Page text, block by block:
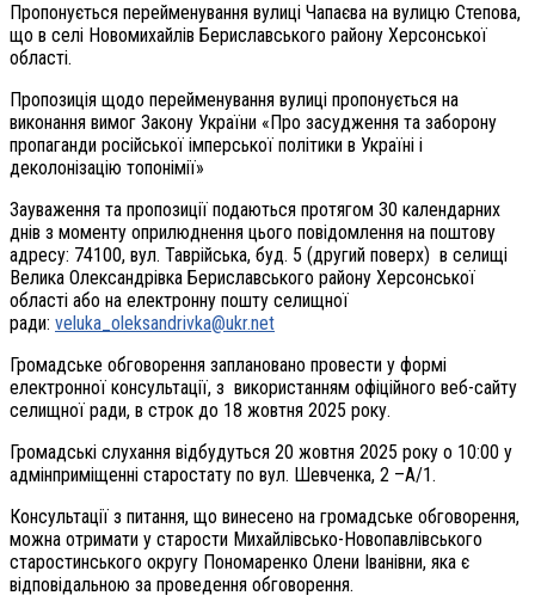
Пропонується перейменування вулиці Чапаєва на вулицю Степова,
що в селі Новомихайлів Бериславського району Херсонської
області.
Пропозиція щодо перейменування вулиці пропонується на
виконання вимог Закону України «Про засудження та заборону
пропаганди російської імперської політики в Україні і
деколонізацію топонімії»
Зауваження та пропозиції подаються протягом 30 календарних
днів з моменту оприлюднення цього повідомлення на поштову
адресу: 74100, вул. Таврійська, буд. 5 (другий поверх) в селищі
Велика Олександрівка Бериславського району Херсонської
області або на електронну пошту селищної
ради: veluka_oleksandrivka@ukr.net
Громадське обговорення заплановано провести у формі
електронної консультації, з використанням офіційного веб-сайту
селищної ради, в строк до 18 жовтня 2025 року.
Громадські слухання відбудуться 20 жовтня 2025 року о 10:00 у
адмінприміщенні старостату по вул. Шевченка, 2 –А/1.
Консультації з питання, що винесено на громадське обговорення,
можна отримати у старости Михайлівсько-Новопавлівського
старостинського округу Пономаренко Олени Іванівни, яка є
відповідальною за проведення обговорення.